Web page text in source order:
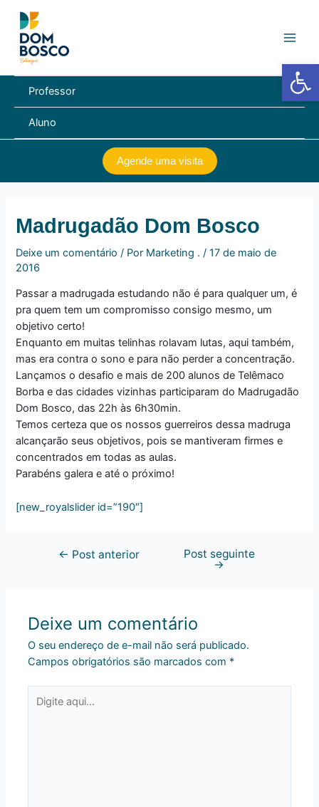
para
conteúdo
Professor
Aluno
Agende uma visita
Madrugadão Dom Bosco
Deixe um comentário / Por Marketing ./17 de maio de
2016
Passar a madrugada estudando não é para qualquer um, é
pra quem tem um compromisso consigo mesmo, um
objetivo certo!
Enquanto em muitas telinhas rolavam lutas, aqui também,
mas era contra o sono e para não perder a concentração.
Lançamos o desafio e mais de 200 alunos de Telêmaco
Borba e das cidades vizinhas participaram do Madrugadão
Dom Bosco, das 22h às 6h30min.
Temos certeza que os nossos guerreiros dessa madruga
alcançarão seus objetivos, pois se mantiveram firmes e
concentrados em todas as aulas.
Parabéns galera e até o próximo!
[new_royalslider id=”190″]
Post
← Post anterior Post seguinte
→
Deixe um comentário
O seu endereço de e-mail não será publicado.
Campos obrigatórios são marcados com *
aqui...
Barra de